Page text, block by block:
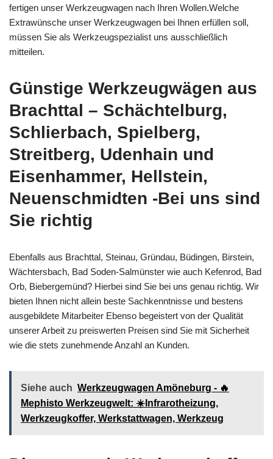
fertigen unser Werkzeugwagen nach Ihren Wollen.Welche
Extrawünsche unser Werkzeugwagen bei Ihnen erfüllen soll,
müssen Sie als Werkzeugspezialist uns ausschließlich
mitteilen.
Günstige Werkzeugwägen aus
Brachttal – Schächtelburg,
Schlierbach, Spielberg,
Streitberg, Udenhain und
Eisenhammer, Hellstein,
Neuenschmidten -Bei uns sind
Sie richtig
Ebenfalls aus Brachttal, Steinau, Gründau, Büdingen, Birstein,
Wächtersbach, Bad Soden-Salmünster wie auch Kefenrod, Bad
Orb, Biebergemünd? Hierbei sind Sie bei uns genau richtig. Wir
bieten Ihnen nicht allein beste Sachkenntnisse und bestens
ausgebildete Mitarbeiter Ebenso begeistert von der Qualität
unserer Arbeit zu preiswerten Preisen sind Sie mit Sicherheit
wie die stets zunehmende Anzahl an Kunden.
Siehe auch Werkzeugwagen Amöneburg - 🔥
Mephisto Werkzeugwelt: ☀️Infrarotheizung,
Werkzeugkoffer, Werkstattwagen, Werkzeug